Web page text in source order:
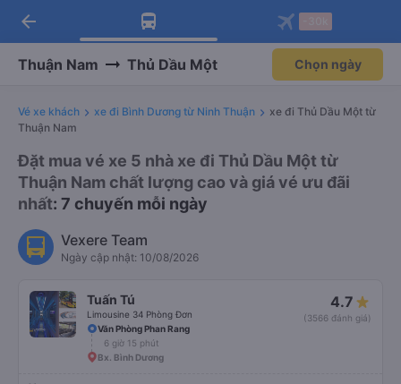
Tải app Vexere ngay!
Nhận ưu đãi thành viên độc
Mở app
Tải app Vexere
-30k/ghế khi đặt vé máy bay qua
Mở app
arrow_back
Thuận Nam Thủ Dầu Một Chọn ngày
Vé xe khách xe đi Bình Dương từ Ninh Thuận
xe đi Thủ Dầu Một từ
Thuận Nam
Đặt mua vé xe 5 nhà xe đi Thủ Dầu Một từ
Thuận Nam chất lượng cao và giá vé ưu đãi
nhất: 7 chuyến mỗi ngày
Vexere Team
Ngày cập nhật: 10/08/2026
Tuấn Tú
Limousine 34 Phòng Đơn
4.7
(3566 đánh giá)
Văn Phòng Phan Rang
6 giờ 15 phút
Bx. Bình Dương